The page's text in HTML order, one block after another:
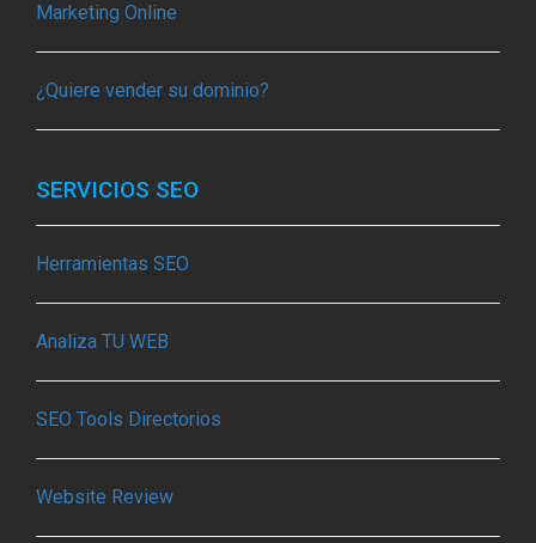
Marketing Online
¿Quiere vender su dominio?
SERVICIOS SEO
Herramientas SEO
Analiza TU WEB
SEO Tools Directorios
Website Review